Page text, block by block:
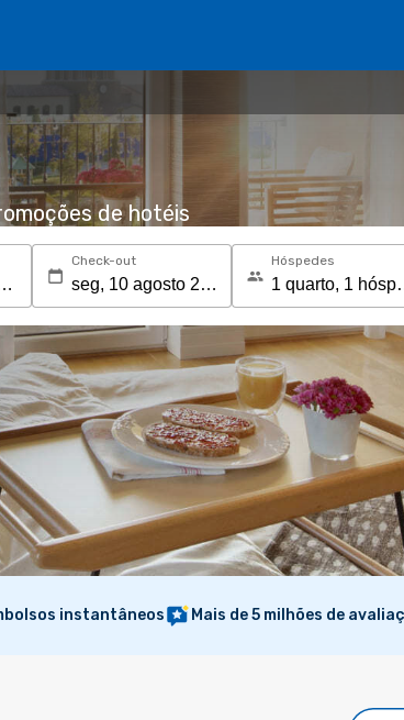
de hotéis
Check-out Hóspedes
instantâneos Mais de 5 milhões de